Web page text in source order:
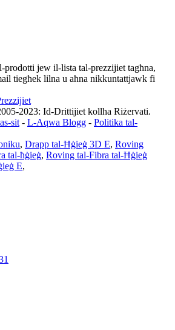
prodotti jew il-lista tal-prezzijiet tagħna,
tiegħek lilna u aħna nikkuntattjawk fi
2023: Id-Drittijiet kollha Riżervati.
sit - L-Aqwa Blogg - Politika tal-
, Drapp tal-Ħġieġ 3D E, Roving
tal-ħġieġ, Roving tal-Fibra tal-Ħġieġ
E,